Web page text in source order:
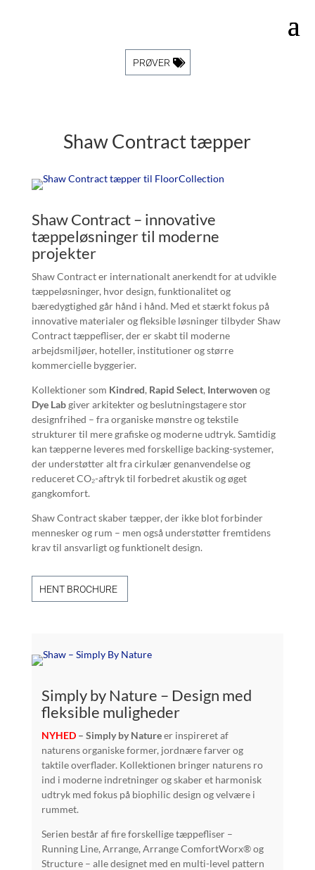
PRØVER
Shaw Contract tæpper
Shaw Contract – innovative
tæppeløsninger til moderne
projekter
Shaw Contract er internationalt anerkendt for at udvikle
tæppeløsninger, hvor design, funktionalitet og
bæredygtighed går hånd i hånd. Med et stærkt fokus på
innovative materialer og fleksible løsninger tilbyder Shaw
Contract tæppefliser, der er skabt til moderne
arbejdsmiljøer, hoteller, institutioner og større
kommercielle byggerier.
Kollektioner som Kindred, Rapid Select, Interwovenog
Dye Labgiver arkitekter og beslutningstagere stor
designfrihed – fra organiske mønstre og tekstile
strukturer til mere grafiske og moderne udtryk. Samtidig
kan tæpperne leveres med forskellige backing-systemer,
der understøtter alt fra cirkulær genanvendelse og
reduceret CO₂-aftryk til forbedret akustik og øget
gangkomfort.
Shaw Contract skaber tæpper, der ikke blot forbinder
mennesker og rum – men også understøtter fremtidens
krav til ansvarligt og funktionelt design.
HENT BROCHURE
Simply by Nature – Design med
fleksible muligheder
NYHED– Simply by Natureer inspireret af
naturens organiske former, jordnære farver og
taktile overflader. Kollektionen bringer naturens ro
ind i moderne indretninger og skaber et harmonisk
udtryk med fokus på biophilic design og velvære i
rummet.
Serien består af fire forskellige tæppefliser –
Running Line, Arrange, Arrange ComfortWorx® og
Structure – alle designet med en multi-level pattern